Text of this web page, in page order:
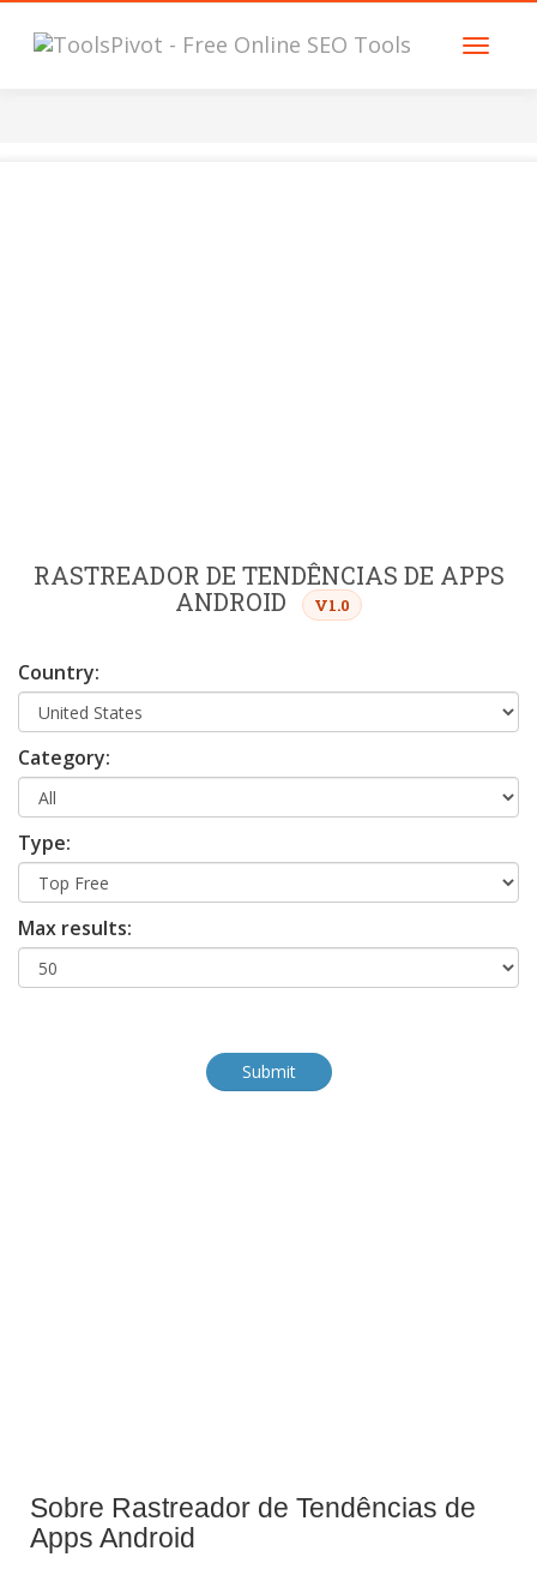
RASTREADOR DE TENDÊNCIAS DE APPS
ANDROID
V1.0
Country:
Category:
Type:
Max results:
Sobre Rastreador de Tendências de
Apps Android